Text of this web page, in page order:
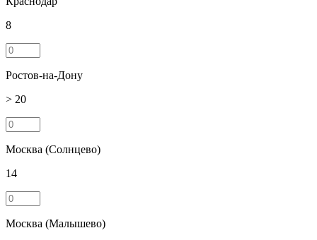
8
Ростов-на-Дону
> 20
Москва (Солнцево)
14
Москва (Малышево)